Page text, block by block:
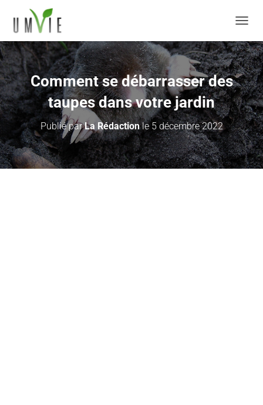
Comment se débarrasser des
taupes dans votre jardin
Publié parLa Rédactionle 5 décembre 2022